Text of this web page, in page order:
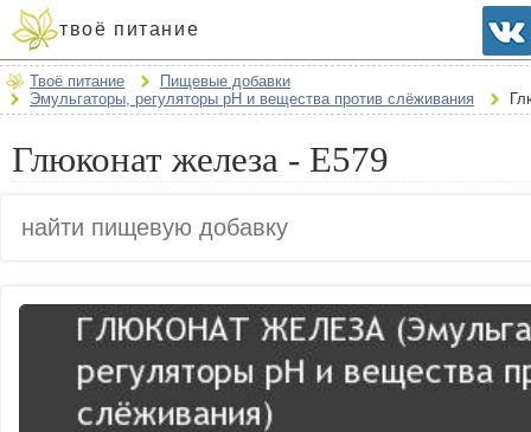
твоё питание
Твоё питание
Пищевые добавки
Эмульгаторы, регуляторы рН и вещества против слёживания
Глюконат железа - E579